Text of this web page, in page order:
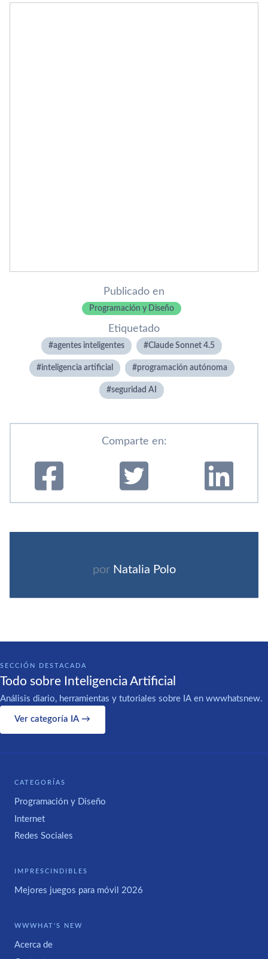
Publicado en
Programación y Diseño
Etiquetado
agentes inteligentes Claude Sonnet 4.5
inteligencia artificial programación autónoma
seguridad AI
Comparte en:
por Natalia Polo
SECCIÓN DESTACADA
Todo sobre Inteligencia Artificial
Análisis diario, herramientas y tutoriales sobre IA en wwwhatsnew.
Ver categoría IA →
CATEGORÍAS
Programación y Diseño
Internet
Redes Sociales
IMPRESCINDIBLES
Mejores juegos para móvil 2026
WWWHAT'S NEW
Acerca de